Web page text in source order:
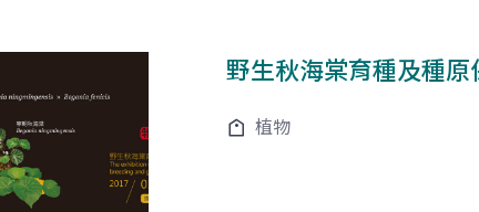
野生秋海棠育種及種原
植物